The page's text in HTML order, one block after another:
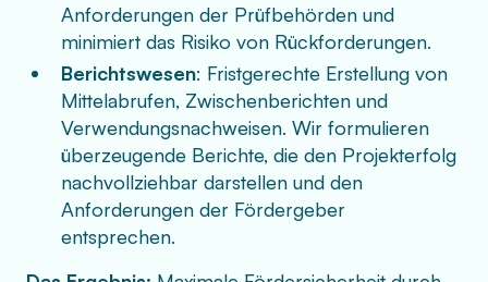
Anforderungen der Prüfbehörden und
minimiert das Risiko von Rückforderungen.
Berichtswesen: Fristgerechte Erstellung von
Mittelabrufen, Zwischenberichten und
Verwendungsnachweisen. Wir formulieren
überzeugende Berichte, die den Projekterfolg
nachvollziehbar darstellen und den
Anforderungen der Fördergeber
entsprechen.